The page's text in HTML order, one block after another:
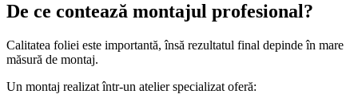
De ce contează montajul profesional?
Calitatea foliei este importantă, însă rezultatul final depinde în mare
măsură de montaj.
Un montaj realizat într-un atelier specializat oferă: